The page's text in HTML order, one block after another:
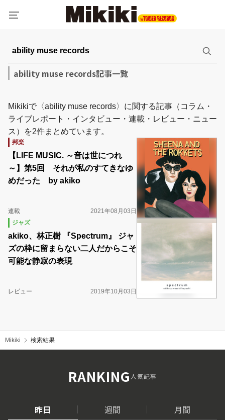
ability muse records記事一覧
Mikikiで〈ability muse records〉に関する記事（コラム・
ライブレポート・インタビュー・連載・レビュー・ニュー
ス）を2件まとめています。
邦楽
【LIFE MUSIC. ～音は世につれ
～】第5回 それが私のすてきなゆ
めだった by akiko
連載
2021年08月03日
ジャズ
akiko、林正樹 『Spectrum』 ジャ
ズの枠に留まらない二人だからこそ
可能な静寂の表現
レビュー 2019年10月03日
Mikiki 検索結果
RANKING人気記事
昨日 週間 月間